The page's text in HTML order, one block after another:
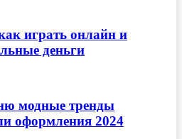
играть онлайн и
деньги
модные тренды
оформления 2024